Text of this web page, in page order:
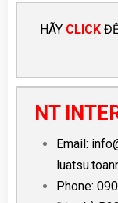
HÃY CLICK
NT
Email:
Phone: